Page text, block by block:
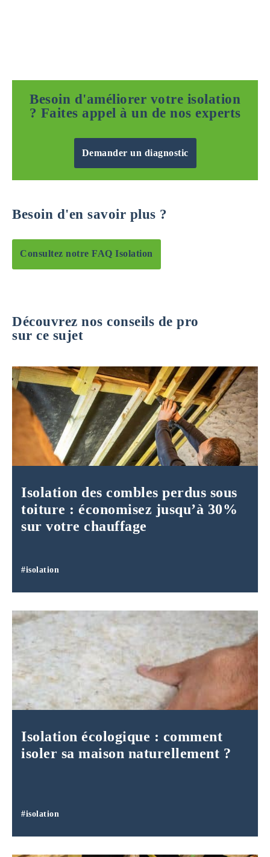
Besoin d'améliorer votre isolation
? Faites appel à un de nos experts
Demander un diagnostic
Besoin d'en savoir plus ?
Consultez notre FAQ Isolation
Découvrez nos conseils de pro
sur ce sujet
Isolation des combles perdus sous
toiture : économisez jusqu’à 30%
sur votre chauffage
#isolation
Isolation écologique : comment
isoler sa maison naturellement ?
#isolation